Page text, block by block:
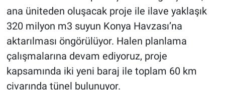
ana üniteden oluşacak proje ile ilave yaklaşık
320 milyon m3 suyun Konya Havzası’na
aktarılması öngörülüyor. Halen planlama
çalışmalarına devam ediyoruz, proje
kapsamında iki yeni baraj ile toplam 60 km
civarında tünel bulunuyor.